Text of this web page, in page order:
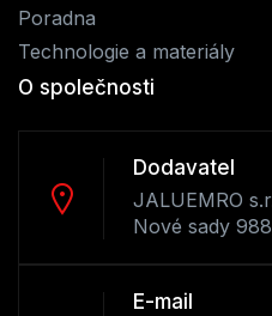
Poradna
Technologie a materiály
O společnosti
Dodavatel
JALUEMRO
Nové sady
E-mail